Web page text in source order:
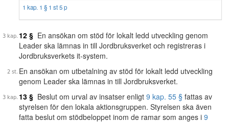
1 kap. 1 § 1 st 5 p
12 § En ansökan om stöd för lokalt ledd utveckling genom
Leader ska lämnas in till Jordbruksverket och registreras i
Jordbruksverkets it-system.
En ansökan om utbetalning av stöd för lokalt ledd utveckling
genom Leader ska lämnas in till Jordbruksverket.
13 § Beslut om urval av insatser enligt 9 kap. 55 § fattas av
styrelsen för den lokala aktionsgruppen. Styrelsen ska även
fatta beslut om stödbeloppet inom de ramar som anges i 9